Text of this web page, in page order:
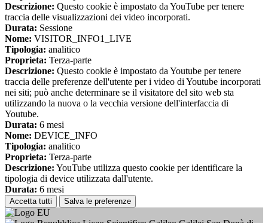
Descrizione: Questo cookie è impostato da YouTube per tenere
traccia delle visualizzazioni dei video incorporati.
Durata: Sessione
Nome: VISITOR_INFO1_LIVE
Tipologia: analitico
Proprieta: Terza-parte
Descrizione: Questo cookie è impostato da Youtube per tenere
traccia delle preferenze dell'utente per i video di Youtube incorporati
nei siti; può anche determinare se il visitatore del sito web sta
utilizzando la nuova o la vecchia versione dell'interfaccia di
Youtube.
Durata: 6 mesi
Nome: DEVICE_INFO
Tipologia: analitico
Proprieta: Terza-parte
Descrizione: YouTube utilizza questo cookie per identificare la
tipologia di device utilizzata dall'utente.
Durata: 6 mesi
Accetta tutti Salva le preferenze